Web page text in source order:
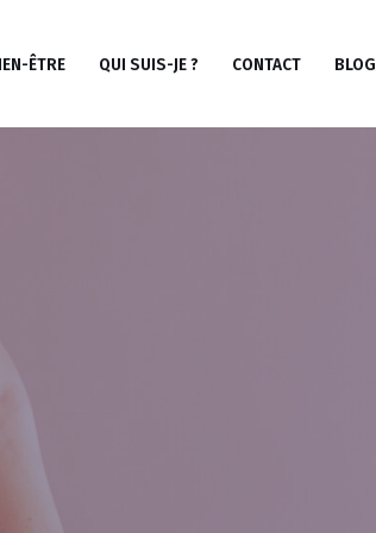
ÊTRE QUI SUIS-JE ? CONTACT BLOG